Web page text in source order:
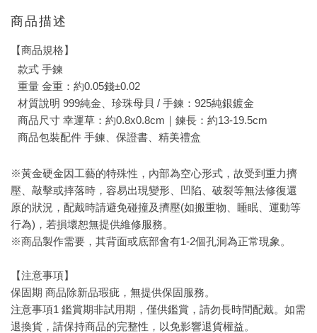
商品描述
【商品規格】
款式 手鍊
重量 金重：約0.05錢±0.02
材質說明 999純金、珍珠母貝 / 手鍊：925純銀鍍金
商品尺寸 幸運草：約0.8x0.8cm｜鍊長：約13-19.5cm
商品包裝配件 手鍊、保證書、精美禮盒
※黃金硬金因工藝的特殊性，內部為空心形式，故受到重力擠
壓、敲擊或摔落時，容易出現變形、凹陷、破裂等無法修復還
原的狀況，配戴時請避免碰撞及擠壓(如搬重物、睡眠、運動等
行為)，若損壞恕無提供維修服務。
※商品製作需要，其背面或底部會有1-2個孔洞為正常現象。
【注意事項】
保固期 商品除新品瑕疵，無提供保固服務。
注意事項1 鑑賞期非試用期，僅供鑑賞，請勿長時間配戴。如需
退換貨，請保持商品的完整性，以免影響退貨權益。